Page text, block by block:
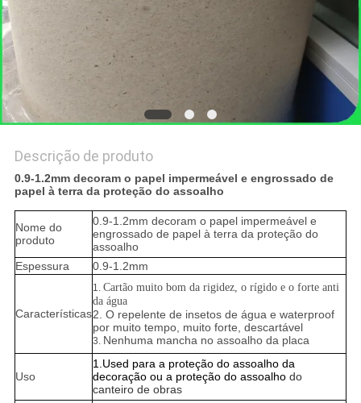
Descrição de produto
0.9-1.2mm decoram o papel impermeável e engrossado de
papel à terra da proteção do assoalho
Nome do
produto
0.9-1.2mm decoram o papel impermeável e
engrossado de papel à terra da proteção do
assoalho
Espessura
0.9-1.2mm
Características
1. Cartão muito bom da rigidez, o rígido e o forte anti
da água
2. O repelente de insetos de água e waterproof
por muito tempo, muito forte, descartável
3. Nenhuma mancha no assoalho da placa
Uso
1.Used para a proteção do assoalho da
decoração ou a proteção do assoalhodo
canteiro de obras